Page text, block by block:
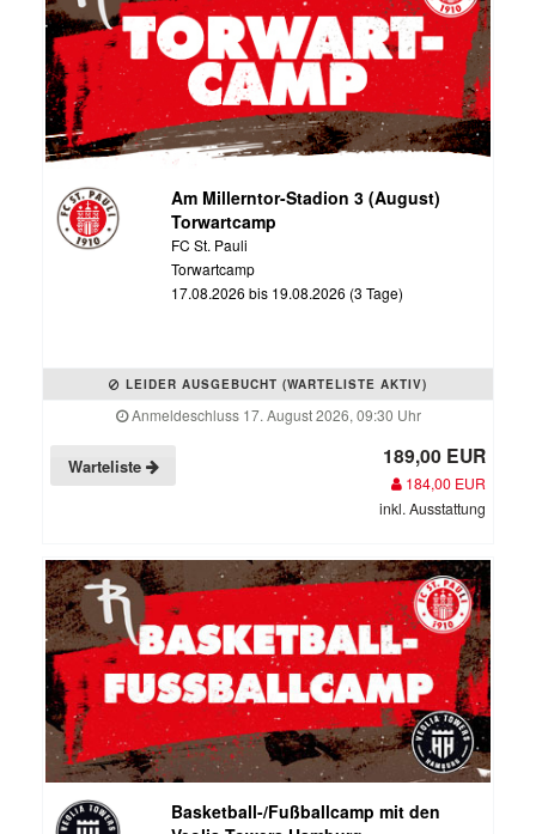
Am Millerntor-Stadion 3 (August)
Torwartcamp
FC St. Pauli
Torwartcamp
17.08.2026 bis 19.08.2026 (3 Tage)
LEIDER AUSGEBUCHT (WARTELISTE AKTIV)
Anmeldeschluss 17. August 2026, 09:30 Uhr
Warteliste 189,00 EUR
184,00 EUR
inkl. Ausstattung
Basketball-/Fußballcamp mit den